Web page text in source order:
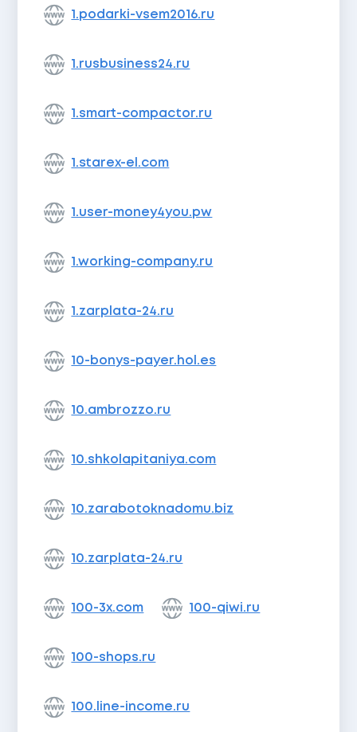
1.podarki-vsem2016.ru
1.rusbusiness24.ru
1.smart-compactor.ru
1.starex-el.com
1.user-money4you.pw
1.working-company.ru
1.zarplata-24.ru
10-bonys-payer.hol.es
10.ambrozzo.ru
10.shkolapitaniya.com
10.zarabotoknadomu.biz
10.zarplata-24.ru
100-3x.com 100-qiwi.ru
100-shops.ru
100.line-income.ru